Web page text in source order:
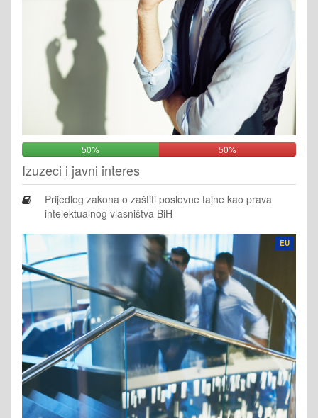
50% 50%
Izuzeci i javni interes
Prijedlog zakona o zaštiti poslovne tajne kao prava
intelektualnog vlasništva BiH
EU